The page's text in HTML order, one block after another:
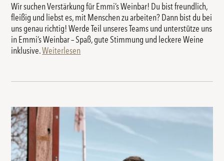
Wir suchen Verstärkung für Emmi’s Weinbar! Du bist freundlich,
fleißig und liebst es, mit Menschen zu arbeiten? Dann bist du bei
uns genau richtig! Werde Teil unseres Teams und unterstütze uns
in Emmi’s Weinbar – Spaß, gute Stimmung und leckere Weine
inklusive.Weiterlesen